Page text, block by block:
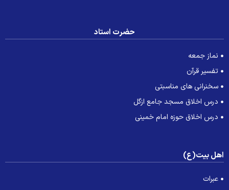
حضرت استاد
نماز جمعه
تفسیر قرآن
سخنرانی های مناسبتی
درس اخلاق مسجد جامع ازگل
درس اخلاق حوزه امام خمینی
بیت(ع)
عبرات